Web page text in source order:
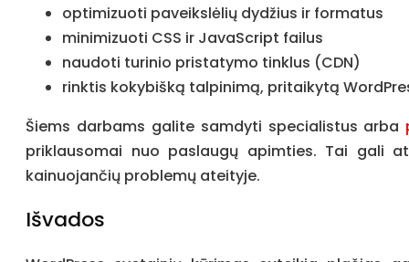
optimizuoti paveikslėlių dydžius ir formatus
minimizuoti CSS ir JavaScript failus
naudoti turinio pristatymo tinklus (CDN)
rinktis kokybišką talpinimą, pritaikytą
Šiems darbams galite samdyti specialistus arba
priklausomai nuo paslaugų apimties. Tai gali
kainuojančių problemų ateityje.
Išvados